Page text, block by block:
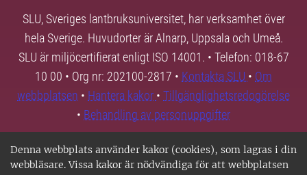
Denna webbplats använder kakor (cookies), som lagras i din
webbläsare. Vissa kakor är nödvändiga för att webbplatsen
SLU, Sveriges lantbruksuniversitet, har verksamhet över
hela Sverige. Huvudorter är Alnarp, Uppsala och Umeå.
SLU är miljöcertifierat enligt ISO 14001. • Telefon: 018-67
10 00 • Org nr: 202100-2817 • Kontakta SLU • Om
webbplatsen • Hantera kakor • Tillgänglighetsredogörelse
• Behandling av personuppgifter